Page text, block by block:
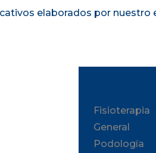
elaborados por
lateral
Fisioterapia
General
Podología